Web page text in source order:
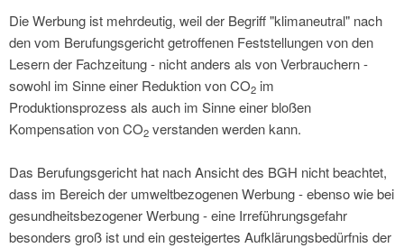
Die Werbung ist mehrdeutig, weil der Begriff "klimaneutral" nach
den vom Berufungsgericht getroffenen Feststellungen von den
Lesern der Fachzeitung - nicht anders als von Verbrauchern -
sowohl im Sinne einer Reduktion von CO2 im
Produktionsprozess als auch im Sinne einer bloßen
Kompensation von CO2 verstanden werden kann.
Das Berufungsgericht hat nach Ansicht des BGH nicht beachtet,
dass im Bereich der umweltbezogenen Werbung - ebenso wie bei
gesundheitsbezogener Werbung - eine Irreführungsgefahr
besonders groß ist und ein gesteigertes Aufklärungsbedürfnis der